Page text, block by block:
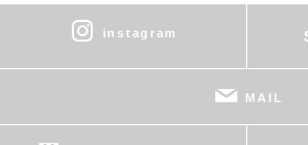
instagram
MAIL